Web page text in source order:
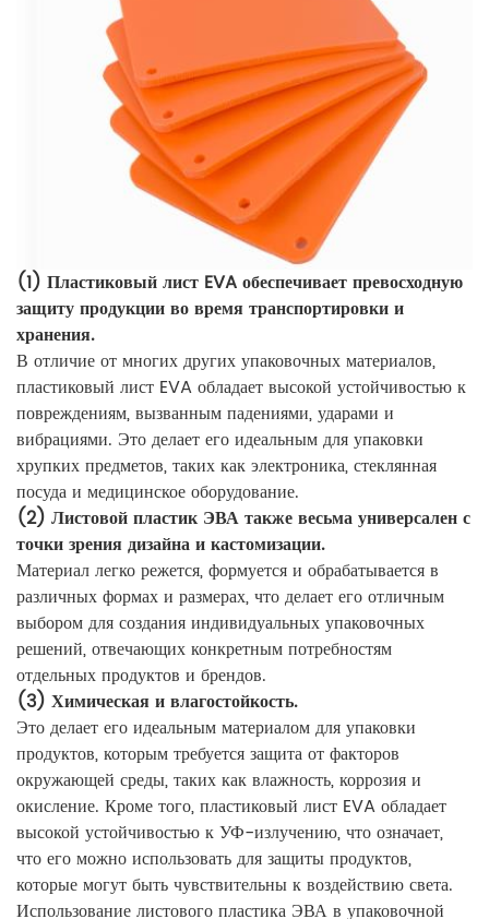
(1) Пластиковый лист EVA обеспечивает превосходную
защиту продукции во время транспортировки и
хранения.
В отличие от многих других упаковочных материалов,
пластиковый лист EVA обладает высокой устойчивостью к
повреждениям, вызванным падениями, ударами и
вибрациями. Это делает его идеальным для упаковки
хрупких предметов, таких как электроника, стеклянная
посуда и медицинское оборудование.
(2) Листовой пластик ЭВА также весьма универсален с
точки зрения дизайна и кастомизации.
Материал легко режется, формуется и обрабатывается в
различных формах и размерах, что делает его отличным
выбором для создания индивидуальных упаковочных
решений, отвечающих конкретным потребностям
отдельных продуктов и брендов.
(3) Химическая и влагостойкость.
Это делает его идеальным материалом для упаковки
продуктов, которым требуется защита от факторов
окружающей среды, таких как влажность, коррозия и
окисление. Кроме того, пластиковый лист EVA обладает
высокой устойчивостью к УФ-излучению, что означает,
что его можно использовать для защиты продуктов,
которые могут быть чувствительны к воздействию света.
Использование листового пластика ЭВА в упаковочной